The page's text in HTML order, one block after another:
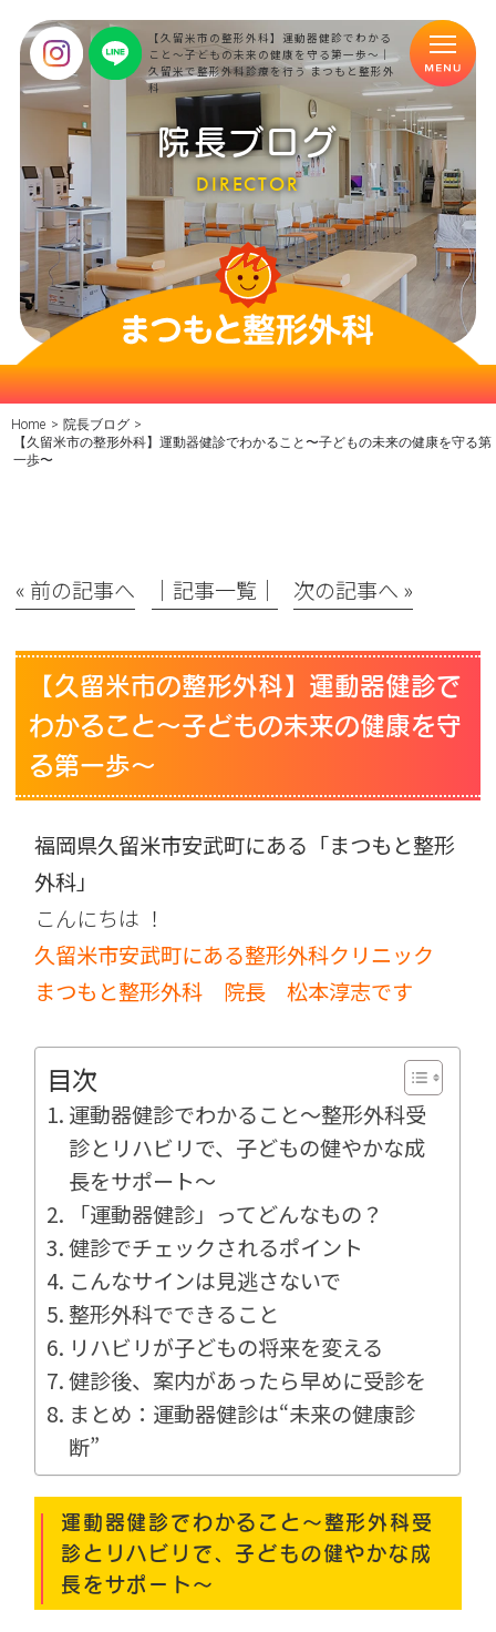
【久留米市の整形外科】運動器健診でわかる
こと〜子どもの未来の健康を守る第一歩〜｜
久留米で整形外科診療を行う まつもと整形外
科
院長ブログ
DIRECTOR
Home > 院長ブログ >
【久留米市の整形外科】運動器健診でわかること〜子どもの未来の健康を守る第
一歩〜
« 前の記事へ │記事一覧│ 次の記事へ »
【久留米市の整形外科】運動器健診で
わかること〜子どもの未来の健康を守
る第一歩〜
福岡県久留米市安武町にある「まつもと整形
外科」
こんにちは ！
久留米市安武町にある整形外科クリニック
まつもと整形外科 院長 松本淳志です
目次
運動器健診でわかること〜整形外科受
診とリハビリで、子どもの健やかな成
長をサポート〜
「運動器健診」ってどんなもの？
健診でチェックされるポイント
こんなサインは見逃さないで
整形外科でできること
リハビリが子どもの将来を変える
健診後、案内があったら早めに受診を
まとめ：運動器健診は“未来の健康診
断”
運動器健診でわかること〜整形外科受
診とリハビリで、子どもの健やかな成
長をサポート〜